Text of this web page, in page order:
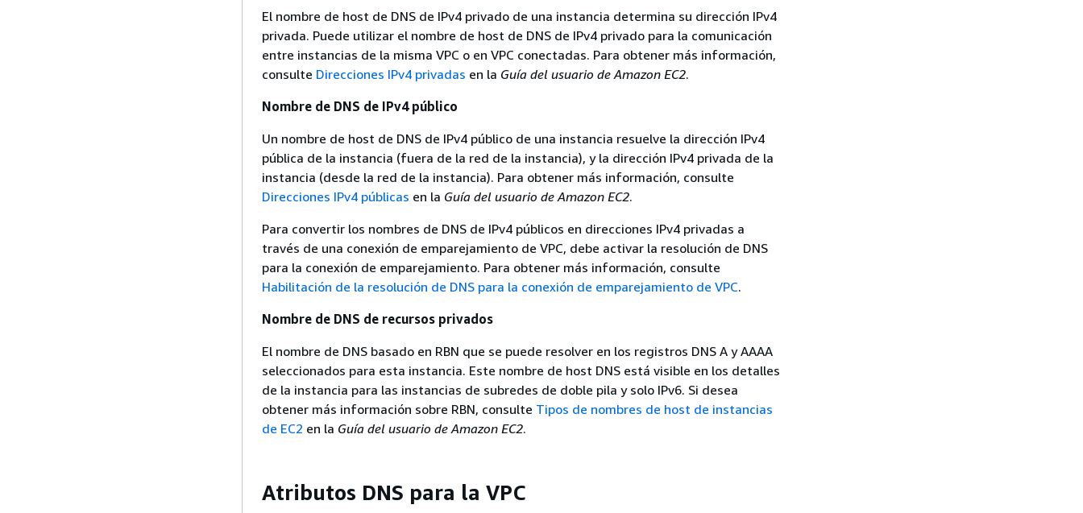
El nombre de host de DNS de IPv4 privado de una instancia determina su dirección IPv4
privada. Puede utilizar el nombre de host de DNS de IPv4 privado para la comunicación
entre instancias de la misma VPC o en VPC conectadas. Para obtener más información,
consulte Direcciones IPv4 privadas en la Guía del usuario de Amazon EC2.
Nombre de DNS de IPv4 público
Un nombre de host de DNS de IPv4 público de una instancia resuelve la dirección IPv4
pública de la instancia (fuera de la red de la instancia), y la dirección IPv4 privada de la
instancia (desde la red de la instancia). Para obtener más información, consulte
Direcciones IPv4 públicas en la Guía del usuario de Amazon EC2.
Para convertir los nombres de DNS de IPv4 públicos en direcciones IPv4 privadas a
través de una conexión de emparejamiento de VPC, debe activar la resolución de DNS
para la conexión de emparejamiento. Para obtener más información, consulte
Habilitación de la resolución de DNS para la conexión de emparejamiento de VPC.
Nombre de DNS de recursos privados
El nombre de DNS basado en RBN que se puede resolver en los registros DNS A y AAAA
seleccionados para esta instancia. Este nombre de host DNS está visible en los detalles
de la instancia para las instancias de subredes de doble pila y solo IPv6. Si desea
obtener más información sobre RBN, consulte Tipos de nombres de host de instancias
de EC2 en la Guía del usuario de Amazon EC2.
Atributos DNS para la VPC